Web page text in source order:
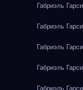
Габриэль
Габриэль
Габриэль
Габриэль
Габриэль